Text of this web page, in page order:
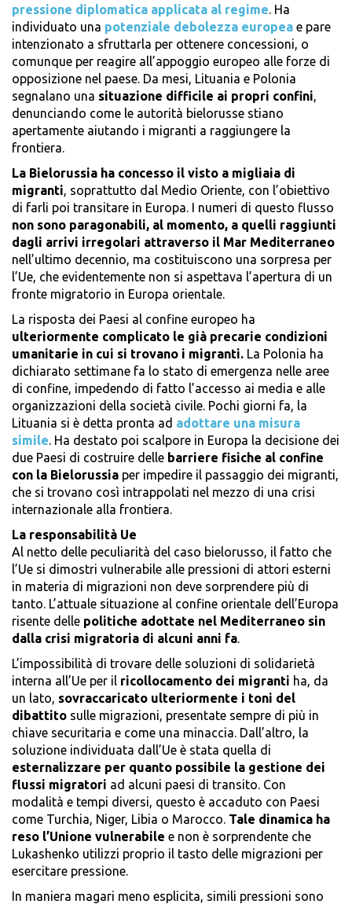
pressione diplomatica applicata al regime. Ha
individuato una potenziale debolezza europea e pare
intenzionato a sfruttarla per ottenere concessioni, o
comunque per reagire all’appoggio europeo alle forze di
opposizione nel paese. Da mesi, Lituania e Polonia
segnalano una situazione difficile ai propri confini,
denunciando come le autorità bielorusse stiano
apertamente aiutando i migranti a raggiungere la
frontiera.
La Bielorussia ha concesso il visto a migliaia di
migranti, soprattutto dal Medio Oriente, con l’obiettivo
di farli poi transitare in Europa. I numeri di questo flusso
non sono paragonabili, al momento, a quelli raggiunti
dagli arrivi irregolari attraverso il Mar Mediterraneo
nell’ultimo decennio, ma costituiscono una sorpresa per
l’Ue, che evidentemente non si aspettava l’apertura di un
fronte migratorio in Europa orientale.
La risposta dei Paesi al confine europeo ha
ulteriormente complicato le già precarie condizioni
umanitarie in cui si trovano i migranti. La Polonia ha
dichiarato settimane fa lo stato di emergenza nelle aree
di confine, impedendo di fatto l’accesso ai media e alle
organizzazioni della società civile. Pochi giorni fa, la
Lituania si è detta pronta ad adottare una misura
simile. Ha destato poi scalpore in Europa la decisione dei
due Paesi di costruire delle barriere fisiche al confine
con la Bielorussia per impedire il passaggio dei migranti,
che si trovano così intrappolati nel mezzo di una crisi
internazionale alla frontiera.
La responsabilità Ue
Al netto delle peculiarità del caso bielorusso, il fatto che
l’Ue si dimostri vulnerabile alle pressioni di attori esterni
in materia di migrazioni non deve sorprendere più di
tanto. L’attuale situazione al confine orientale dell’Europa
risente delle politiche adottate nel Mediterraneo sin
dalla crisi migratoria di alcuni anni fa.
L’impossibilità di trovare delle soluzioni di solidarietà
interna all’Ue per il ricollocamento dei migranti ha, da
un lato, sovraccaricato ulteriormente i toni del
dibattito sulle migrazioni, presentate sempre di più in
chiave securitaria e come una minaccia. Dall’altro, la
soluzione individuata dall’Ue è stata quella di
esternalizzare per quanto possibile la gestione dei
flussi migratori ad alcuni paesi di transito. Con
modalità e tempi diversi, questo è accaduto con Paesi
come Turchia, Niger, Libia o Marocco. Tale dinamica ha
reso l’Unione vulnerabile e non è sorprendente che
Lukashenko utilizzi proprio il tasto delle migrazioni per
esercitare pressione.
In maniera magari meno esplicita, simili pressioni sono